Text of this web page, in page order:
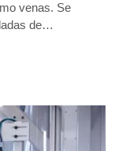
asocian
para
proteger
venas. Se
de…